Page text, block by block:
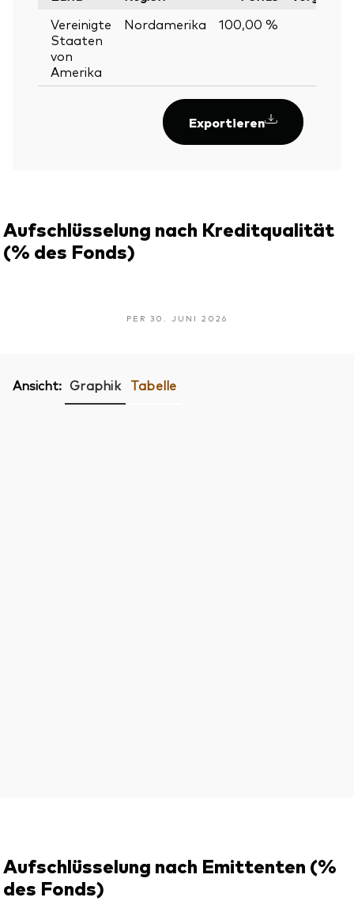
Vereinigte
Staaten
von
Amerika
Nordamerika 100,00 %
Exportieren
Aufschlüsselung nach Kreditqualität
(% des Fonds)
PER 30. JUNI 2026
Ansicht: Graphik Tabelle
Aufschlüsselung nach Emittenten (%
des Fonds)